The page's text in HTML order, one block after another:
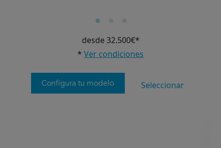
desde 32.500€*
* Ver condiciones
Configura tu modelo Seleccionar